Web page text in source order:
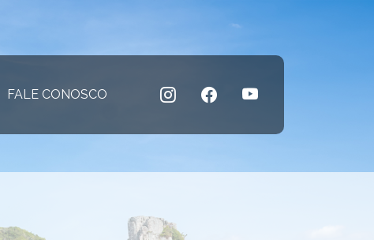
atual)
FALE CONOSCO (página atual)